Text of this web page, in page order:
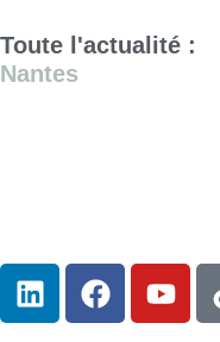
Toute l'actualité :
Nantes